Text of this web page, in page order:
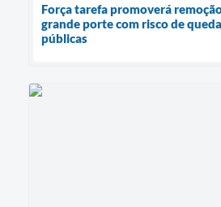
Força tarefa promoverá
grande porte com risco de
públicas